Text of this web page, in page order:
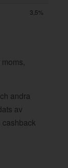
3,5%
andra
av
cashback